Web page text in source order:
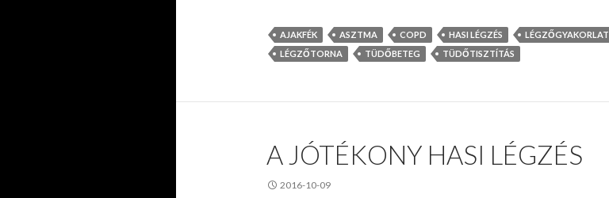
AJAKFÉK ASZTMA COPD HASI LÉGZÉS
LÉGZŐGYAKORLAT
LÉGZŐTORNA
TÜDŐBETEG TÜDŐTISZTÍTÁS
A JÓTÉKONY HASI LÉGZÉS
2016-10-09